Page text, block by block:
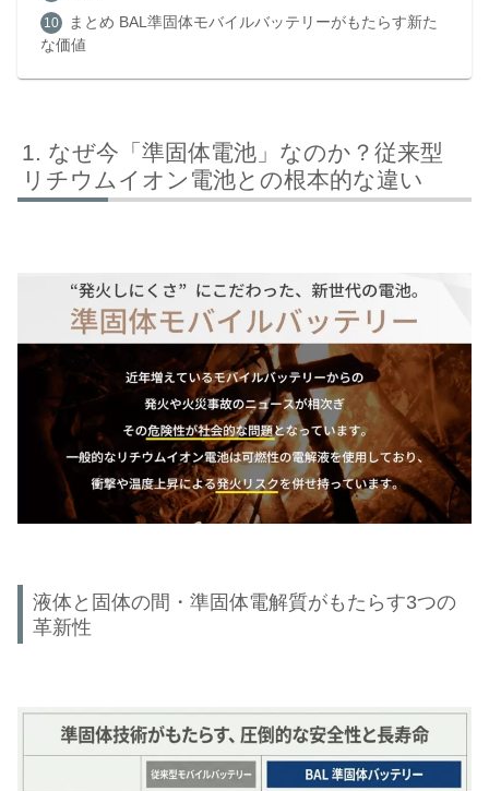
まとめ BAL準固体モバイルバッテリーがもたらす新た
な価値
なぜ今「準固体電池」なのか？従来型
リチウムイオン電池との根本的な違い
液体と固体の間・準固体電解質がもたらす3つの
革新性